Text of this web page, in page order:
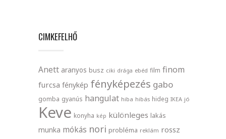
CIMKEFELHŐ
Anett aranyos busz ciki drága ebéd film finom
furcsa fénykép fényképezés gabo
gomba gyanús hangulat hiba hibás hideg IKEA jó
Keve konyha kép különleges lakás
munka mókás nori probléma reklám rossz